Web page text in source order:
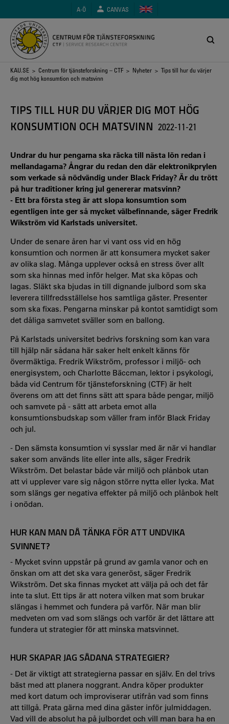
huvudinnehåll
A-Ö CANVAS
Länkstig
KAU.SE > Centrum för tjänsteforskning – CTF > Nyheter > Tips till hur du värjer
dig mot hög konsumtion och matsvinn
TIPS TILL HUR DU VÄRJER DIG MOT HÖG
KONSUMTION OCH MATSVINN 2022-11-21
Undrar du hur pengarna ska räcka till nästa lön redan i
mellandagarna? Ångrar du redan den där elektronikprylen
som verkade så nödvändig under Black Friday? Är du trött
på hur traditioner kring jul genererar matsvinn?
- Ett bra första steg är att slopa konsumtion som
egentligen inte ger så mycket välbefinnande, säger Fredrik
Wikström vid Karlstads universitet.
Under de senare åren har vi vant oss vid en hög
konsumtion och normen är att konsumera mycket saker
av olika slag. Många upplever också en stress över allt
som ska hinnas med inför helger. Mat ska köpas och
lagas. Släkt ska bjudas in till dignande julbord som ska
leverera tillfredsställelse hos samtliga gäster. Presenter
som ska fixas. Pengarna minskar på kontot samtidigt som
det dåliga samvetet sväller som en ballong.
På Karlstads universitet bedrivs forskning som kan vara
till hjälp när sådana här saker helt enkelt känns för
övermäktiga. Fredrik Wikström, professor i miljö- och
energisystem, och Charlotte Bäccman, lektor i psykologi,
båda vid Centrum för tjänsteforskning (CTF) är helt
överens om att det finns sätt att spara både pengar, miljö
och samvete på - sätt att arbeta emot alla
konsumtionsbudskap som väller fram inför Black Friday
och jul.
- Den sämsta konsumtion vi sysslar med är när vi handlar
saker som används lite eller inte alls, säger Fredrik
Wikström. Det belastar både vår miljö och plånbok utan
att vi upplever vare sig någon större nytta eller lycka. Mat
som slängs ger negativa effekter på miljö och plånbok helt
i onödan.
HUR KAN MAN DÅ TÄNKA FÖR ATT UNDVIKA
SVINNET?
- Mycket svinn uppstår på grund av gamla vanor och en
önskan om att det ska vara generöst, säger Fredrik
Wikström. Det ska finnas mycket att välja på och det får
inte ta slut. Ett tips är att notera vilken mat som brukar
slängas i hemmet och fundera på varför. När man blir
medveten om vad som slängs och varför är det lättare att
fundera ut strategier för att minska matsvinnet.
HUR SKAPAR JAG SÅDANA STRATEGIER?
- Det är viktigt att strategierna passar en själv. En del trivs
bäst med att planera noggrant. Andra köper produkter
med kort datum och improviserar utifrån vad som finns
att tillgå. Prata gärna med dina gäster inför julmiddagen.
Vad vill de absolut ha på julbordet och vill man bara ha en